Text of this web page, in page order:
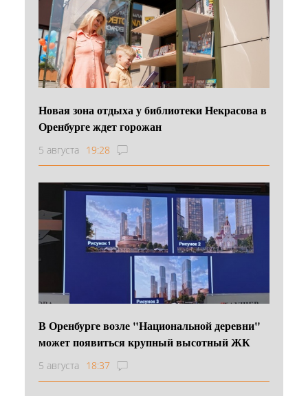
Новая зона отдыха у библиотеки Некрасова в
Оренбурге ждет горожан
5 августа 19:28
В Оренбурге возле "Национальной деревни"
может появиться крупный высотный ЖК
5 августа 18:37